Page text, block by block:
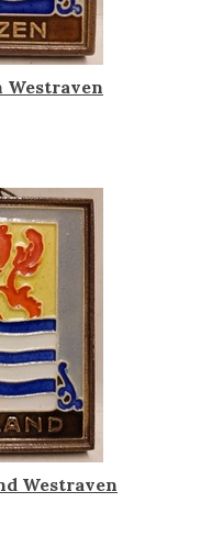
Westraven
Westraven